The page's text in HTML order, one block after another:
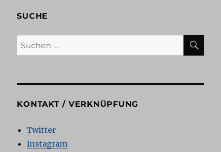
SUCHE
Suchen
nach:
KONTAKT / VERKNÜPFUNG
Twitter
Instagram